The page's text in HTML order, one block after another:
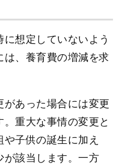
想定していないよう
、養育費の増減を求
あった場合には変更
重大な事情の変更と
子供の誕生に加え
該当します。一方